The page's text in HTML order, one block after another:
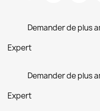
Demander de plus
Expert
Demander de plus
Expert